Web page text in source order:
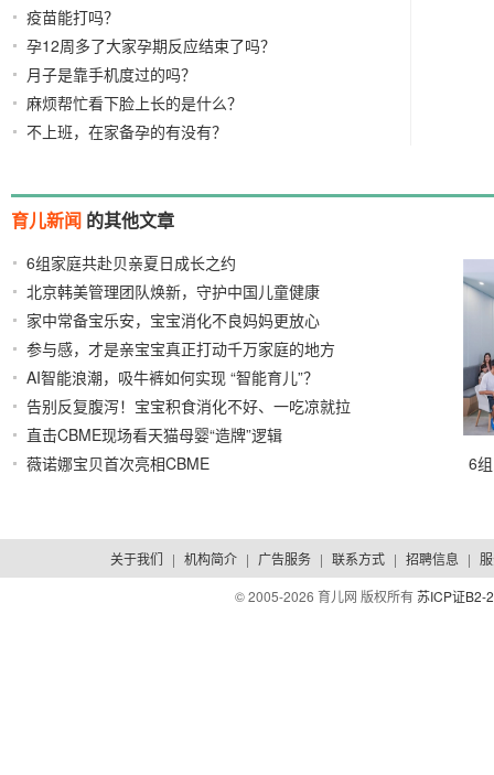
疫苗能打吗？
孕12周多了大家孕期反应结束了吗？
月子是靠手机度过的吗？
麻烦帮忙看下脸上长的是什么？
不上班，在家备孕的有没有？
育儿新闻 的其他文章
6组家庭共赴贝亲夏日成长之约
北京韩美管理团队焕新，守护中国儿童健康
家中常备宝乐安，宝宝消化不良妈妈更放心
参与感，才是亲宝宝真正打动千万家庭的地方
2026/07/30
AI智能浪潮，吸牛裤如何实现 “智能育儿”？
告别反复腹泻！宝宝积食消化不好、一吃凉就拉
2026/07/29
直击CBME现场看天猫母婴“造牌”逻辑
薇诺娜宝贝首次亮相CBME 6
关于我们 | 机构简介 | 广告服务 | 联系方式 | 招聘信息 |
© 2005-2026 育儿网 版权所有苏ICP证B2-